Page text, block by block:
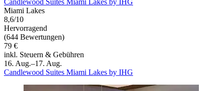
Miami Lakes
8,6/10
Hervorragend
(644 Bewertungen)
79 €
inkl. Steuern & Gebühren
16. Aug.–17. Aug.
Candlewood Suites Miami Lakes by IHG